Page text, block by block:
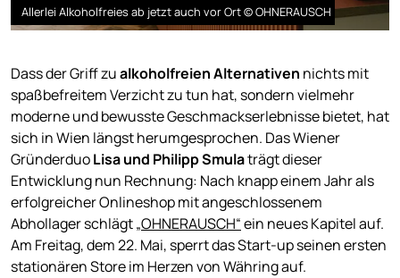
Allerlei Alkoholfreies ab jetzt auch vor Ort © OHNERAUSCH
Dass der Griff zualkoholfreien Alternativen nichts mit
spaßbefreitem Verzicht zu tun hat, sondern vielmehr
moderne und bewusste Geschmackserlebnisse bietet, hat
sich in Wien längst herumgesprochen. Das Wiener
GründerduoLisa und Philipp Smulaträgt dieser
Entwicklung nun Rechnung: Nach knapp einem Jahr als
erfolgreicher Onlineshop mit angeschlossenem
Abhollager schlägt„OHNERAUSCH“ein neues Kapitel auf.
Am Freitag, dem 22. Mai, sperrt das Start-up seinen ersten
stationären Store im Herzen von Währing auf.